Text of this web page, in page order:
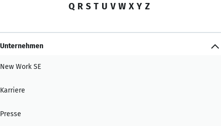
Q R S T U V W X Y Z
Unternehmen
New Work SE
Karriere
Presse